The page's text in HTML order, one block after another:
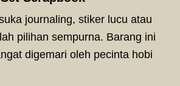
journaling, stiker lucu atau
pilihan sempurna. Barang ini
digemari oleh pecinta hobi